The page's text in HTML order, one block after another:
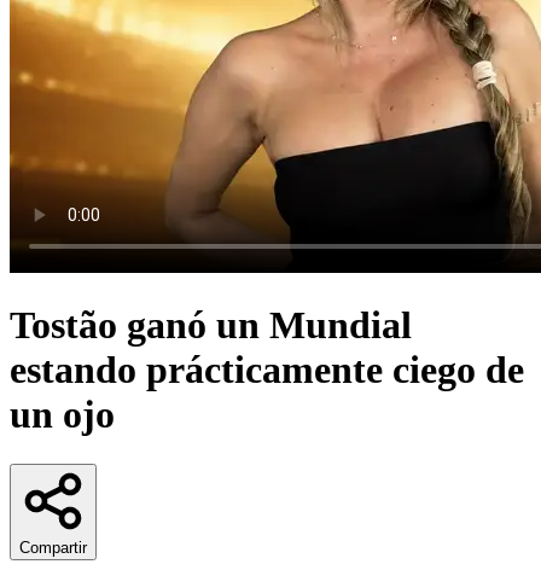
Tostão ganó un Mundial
estando prácticamente ciego de
un ojo
Compartir